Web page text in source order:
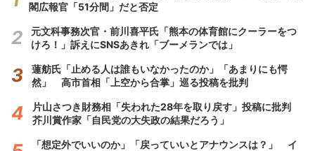
閣広報官「51分間」だと否定
元文科事務次官・前川喜平氏「熊本の体育館にクーラーをつ
けろ！」訴えにSNSあきれ「ブーメランでは」
蓮舫氏「止める人は誰もいなかったのか」「あまりにも愕
然」 高市首相「上空から合掌」巡る投稿を批判
片山さつき財務相「失われた28年を取り戻す」投稿に批判
芥川賞作家「自民党の大失政の結果だろう」
「想定外でいいのか」「戻っていいとアナウンスは？」 イ